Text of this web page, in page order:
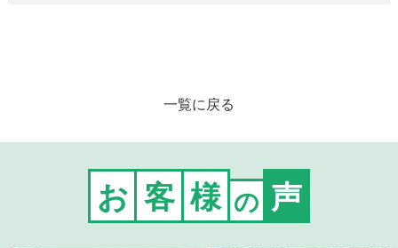
一覧に戻る
お 客 様 の 声